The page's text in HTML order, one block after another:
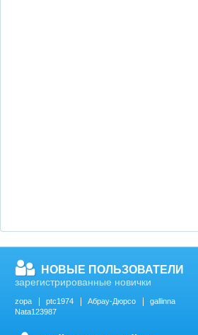
НОВЫЕ ПОЛЬЗОВАТЕЛИ
зарегистрированные новички
zopa ptc1974 Абрау-Дюрсо
gallinna
Nata123987